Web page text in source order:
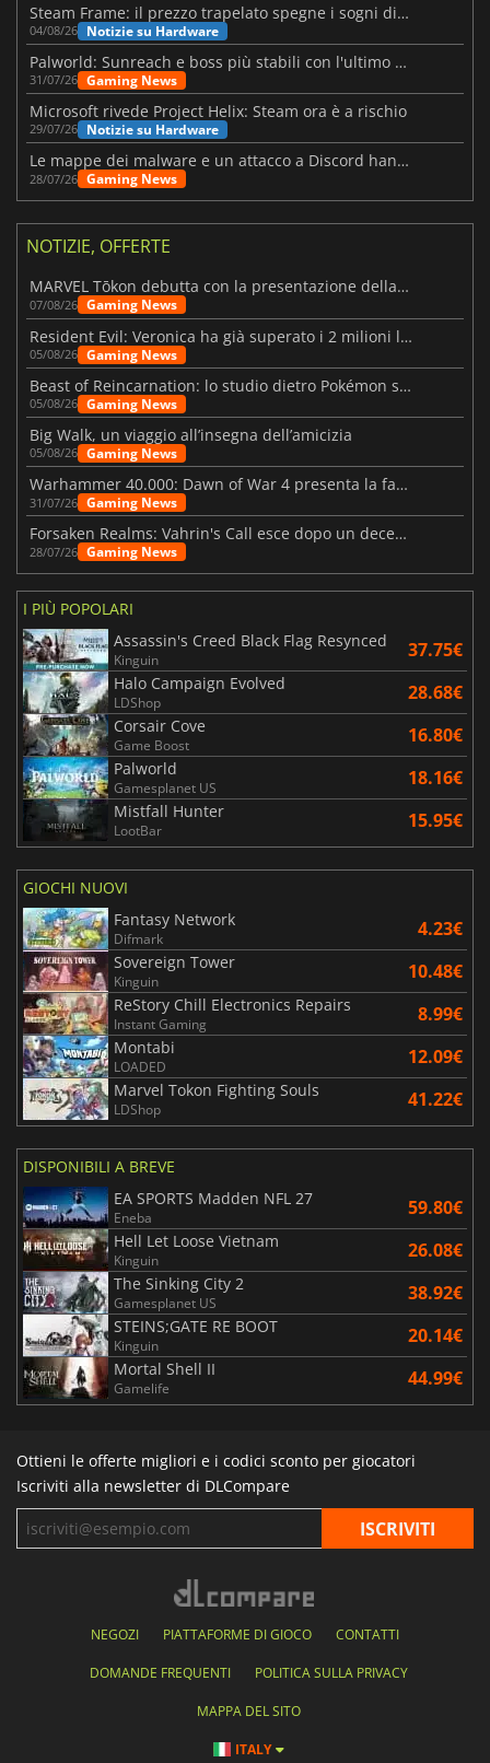
Steam Frame: il prezzo trapelato spegne i sogni di un VR economico
04/08/26 Notizie su Hardware
Palworld: Sunreach e boss più stabili con l'ultimo update
31/07/26 Gaming News
Microsoft rivede Project Helix: Steam ora è a rischio
29/07/26 Notizie su Hardware
Le mappe dei malware e un attacco a Discord hanno colpito Meccha Chameleon
28/07/26 Gaming News
NOTIZIE, OFFERTE
MARVEL Tōkon debutta con la presentazione della roadmap per il primo anno
07/08/26 Gaming News
Resident Evil: Veronica ha già superato i 2 milioni liste dei desideri
05/08/26 Gaming News
Beast of Reincarnation: lo studio dietro Pokémon su una nuova strada
05/08/26 Gaming News
Big Walk, un viaggio all’insegna dell’amicizia
05/08/26 Gaming News
Warhammer 40.000: Dawn of War 4 presenta la fazione dei Necron
31/07/26 Gaming News
Forsaken Realms: Vahrin's Call esce dopo un decennio di sviluppo
28/07/26 Gaming News
I PIÙ POPOLARI
Assassin's Creed Black Flag Resynced
Kinguin 37.75€
Halo Campaign Evolved
LDShop 28.68€
Corsair Cove
Game Boost 16.80€
Palworld
Gamesplanet US 18.16€
Mistfall Hunter
LootBar 15.95€
GIOCHI NUOVI
Fantasy Network
Difmark 4.23€
Sovereign Tower
Kinguin 10.48€
ReStory Chill Electronics Repairs
Instant Gaming 8.99€
Montabi
LOADED 12.09€
Marvel Tokon Fighting Souls
LDShop 41.22€
DISPONIBILI A BREVE
EA SPORTS Madden NFL 27
Eneba 59.80€
Hell Let Loose Vietnam
Kinguin 26.08€
The Sinking City 2
Gamesplanet US 38.92€
STEINS;GATE RE BOOT
Kinguin 20.14€
Mortal Shell II
Gamelife 44.99€
Ottieni le offerte migliori e i codici sconto per giocatori
Iscriviti alla newsletter di DLCompare
NEGOZI PIATTAFORME DI GIOCO CONTATTI
DOMANDE FREQUENTI POLITICA SULLA PRIVACY
MAPPA DEL SITO
ITALY